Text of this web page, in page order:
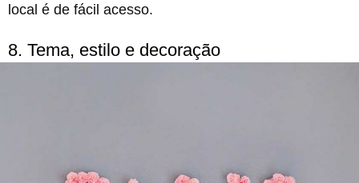
local é de fácil acesso.
8. Tema, estilo e decoração